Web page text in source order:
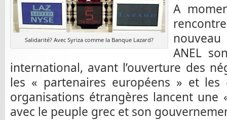
Salidarité? Avec Syriza comme la Banque Lazard?
A
ANEL
international, avant l’ouverture des
les « partenaires européens » et les
organisations étrangères lancent une
avec le peuple grec et son